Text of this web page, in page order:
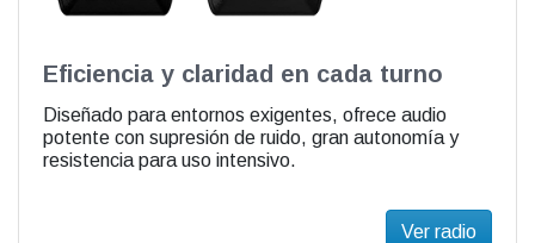
Eficiencia y claridad en cada turno
Diseñado para entornos exigentes, ofrece audio
potente con supresión de ruido, gran autonomía y
resistencia para uso intensivo.
Ver radio